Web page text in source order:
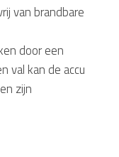
van brandbare
door een
val kan de accu
zijn